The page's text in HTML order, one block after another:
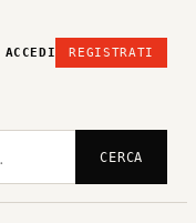
ACCEDI REGISTRATI
CERCA